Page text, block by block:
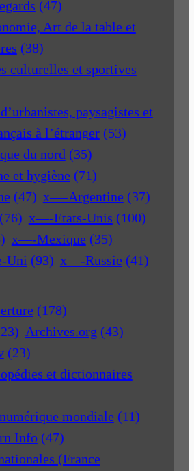
(47)
Art de la table et
(38)
culturelles et sportives
paysagistes et
à l’étranger (53)
du nord (35)
et hygiène (71)
(47) x—-Argentine (37)
(76) x—-Etats-Unis (100)
x—-Mexique (35)
Uni (93) x—-Russie (41)
(178)
Archives.org (43)
(23)
et dictionnaires
mondiale (11)
Info (47)
(France